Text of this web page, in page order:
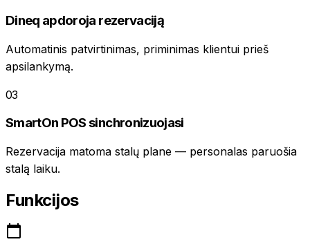
Dineq apdoroja rezervaciją
Automatinis patvirtinimas, priminimas klientui prieš
apsilankymą.
03
SmartOn POS sinchronizuojasi
Rezervacija matoma stalų plane — personalas paruošia
stalą laiku.
Funkcijos